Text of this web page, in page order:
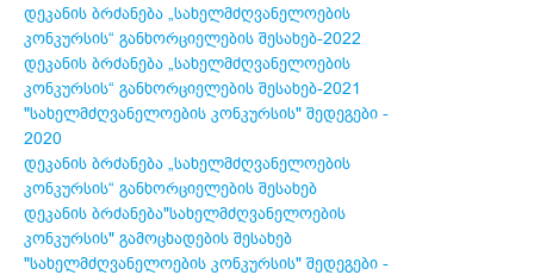
დეკანის ბრძანება „სახელმძღვანელოების
კონკურსის“ განხორციელების შესახებ-2022
დეკანის ბრძანება „სახელმძღვანელოების
კონკურსის“ განხორციელების შესახებ-2021
"სახელმძღვანელოების კონკურსის" შედეგები -
2020
დეკანის ბრძანება „სახელმძღვანელოების
კონკურსის“ განხორციელების შესახებ
დეკანის ბრძანება"სახელმძღვანელოების
კონკურსის" გამოცხადების შესახებ
"სახელმძღვანელოების კონკურსის" შედეგები -